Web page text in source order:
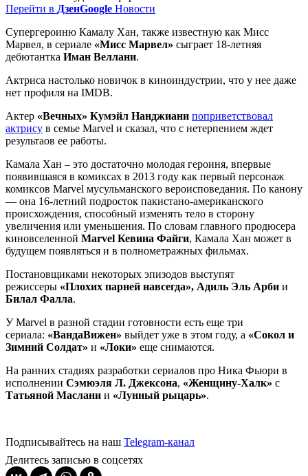
Перейти в ДзенGoogle Новости
Супергероиню Камалу Хан, также известную как Мисс
Марвел, в сериале «Мисс Марвел» сыграет 18-летняя
дебютантка Иман Веллани.
Актриса настолько новичок в киноиндустрии, что у нее даже
нет профиля на IMDB.
Актер «Вечных» Кумэйл Нанджиани поприветствовал
актрису в семье Marvel и сказал, что с нетерпением ждет
результаов ее работы.
Камала Хан – это достаточно молодая героиня, впервые
появившаяся в комиксах в 2013 году как первый персонаж
комиксов Marvel мусульманского вероисповедания. По канону
— она 16-летний подросток пакистано-американского
происхождения, способный изменять тело в сторону
увеличения или уменьшения. По словам главного продюсера
киновселенной Marvel Кевина Файги, Камала Хан может в
будущем появляться и в полнометражных фильмах.
Постановщиками некоторых эпизодов выступят
режиссеры «Плохих парней навсегда», Адиль Эль Арби и
Билал Фалла.
У Marvel в разной стадии готовности есть еще три
сериала: «ВандаВижен» выйдет уже в этом году, а «Сокол и
Зимний Солдат» и «Локи» еще снимаются.
На ранних стадиях разработки сериалов про Ника Фьюри в
исполнении Сэмюэля Л. Джексона, «Женщину-Халк» с
Татьяной Маслани и «Лунный рыцарь».
Подписывайтесь на наш Telegram-канал
Делитесь записью в соцсетях